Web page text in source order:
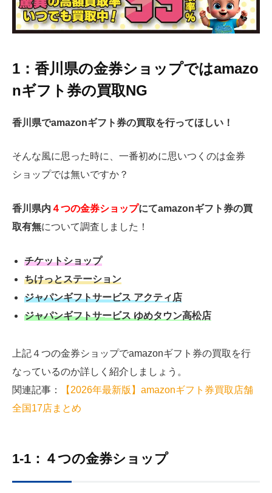
1：香川県の金券ショップではamazo
nギフト券の買取NG
香川県でamazonギフト券の買取を行ってほしい！
そんな風に思った時に、一番初めに思いつくのは金券
ショップでは無いですか？
香川県内 ４つの金券ショップにてamazonギフト券の買
取有無について調査しました！
チケットショップ
ちけっとステーション
ジャパンギフトサービス アクティ店
ジャパンギフトサービス ゆめタウン高松店
上記４つの金券ショップでamazonギフト券の買取を行
なっているのか詳しく紹介しましょう。
関連記事：
【2026年最新版】amazonギフト券買取店舗
全国17店まとめ
1-1：４つの金券ショップ